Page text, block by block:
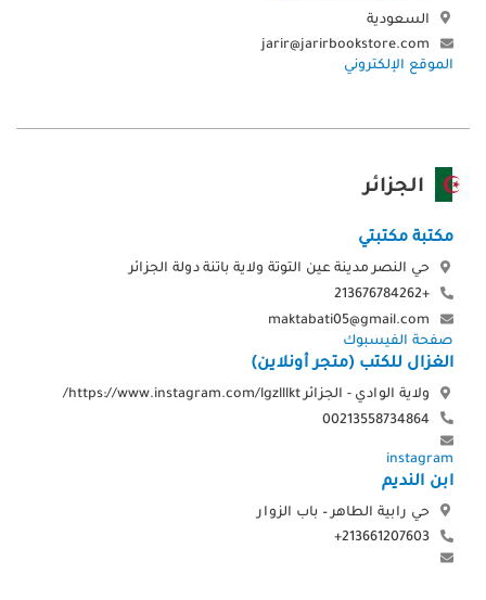
السعودية
jarir@jarirbookstore.com
الموقع الإلكتروني
الجزائر
مكتبة مكتبتي
حي النصر مدينة عين التوتة ولاية باتنة دولة الجزائر
+213676784262
maktabati05@gmail.com
صفحة الفيسبوك
الغزال للكتب (متجر أونلاين)
ولاية الوادي - الجزائر https://www.instagram.com/lgzlllkt/
00213558734864
instagram
ابن النديم
حي رابية الطاهر – باب الزوار
213661207603+